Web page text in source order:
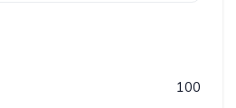
100